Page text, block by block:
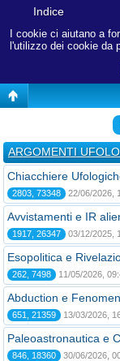
I cookie ci aiutano a
l'utilizzo dei cookie da
Indice
ARGOMENTI
Chiacchiere
2803, 73348 22/06/2026,
Avvistamenti e IR
1917, 26347 03/12/2025,
Esopolitica e
262, 7498 11/05/2026,
Abduction e
651, 21359 13/03/2026,
Paleoastronautica e
846, 18360 30/06/2026,